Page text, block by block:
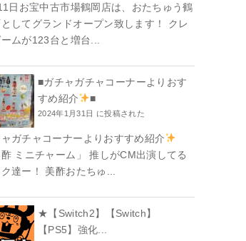
日お宝中古市場鶴岡店は、おたちゅう鶴
してグランドオープン致します！ クレ
ムが123台と増台...
■ガチャガチャコーナーよりおす
すめ紹介
■
2024年1月31日 に投稿された
ガチャコーナーよりおすすめ紹介
酢 ミニチャーム」 推しがCM出演してる
達ー！ 美酢おたちゅ...
★【Switch2】【Switch】
【PS5】強化...